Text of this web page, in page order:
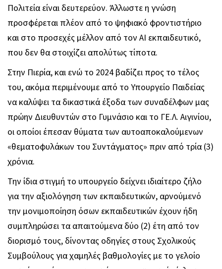
Πολιτεία είναι δευτερεύον. Άλλωστε η γνώση
προσφέρεται πλέον από το ψηφιακό φροντιστήριο
και στο προσεχές μέλλον από τον AI εκπαιδευτικό,
που δεν θα στοιχίζει απολύτως τίποτα.
Στην Πιερία, και ενώ το 2024 βαδίζει προς το τέλος
του, ακόμα περιμένουμε από το Υπουργείο Παιδείας
να καλύψει τα δικαστικά έξοδα των συναδέλφων μας
πρώην Διευθυντών στο Γυμνάσιο και το ΓΕ.Λ. Αιγινίου,
οι οποίοι έπεσαν θύματα των αυτοαποκαλούμενων
«θεματοφυλάκων του Συντάγματος» πριν από τρία (3)
χρόνια.
Την ίδια στιγμή το υπουργείο δείχνει ιδιαίτερο ζήλο
για την αξιολόγηση των εκπαιδευτικών, αρνούμενό
την μονιμοποίηση όσων εκπαιδευτικών έχουν ήδη
συμπληρώσει τα απαιτούμενα δύο (2) έτη από τον
διορισμό τους, δίνοντας οδηγίες στους Σχολικούς
Συμβούλους για χαμηλές βαθμολογίες με το γελοίο